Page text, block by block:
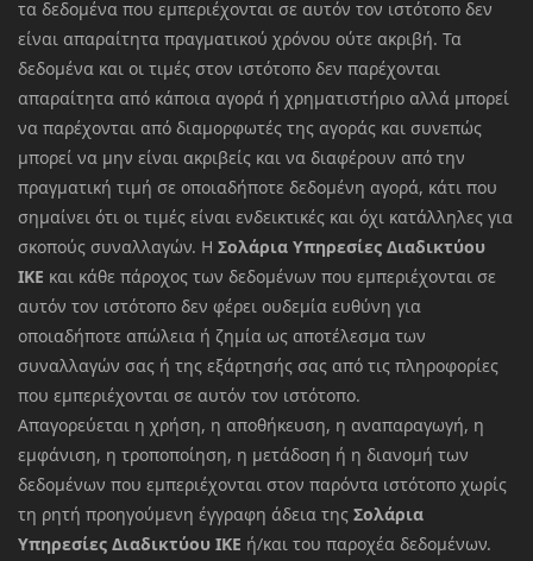
τα δεδομένα που εμπεριέχονται σε αυτόν τον ιστότοπο δεν
είναι απαραίτητα πραγματικού χρόνου ούτε ακριβή. Τα
δεδομένα και οι τιμές στον ιστότοπο δεν παρέχονται
απαραίτητα από κάποια αγορά ή χρηματιστήριο αλλά μπορεί
να παρέχονται από διαμορφωτές της αγοράς και συνεπώς
μπορεί να μην είναι ακριβείς και να διαφέρουν από την
πραγματική τιμή σε οποιαδήποτε δεδομένη αγορά, κάτι που
σημαίνει ότι οι τιμές είναι ενδεικτικές και όχι κατάλληλες για
σκοπούς συναλλαγών. Η Σολάρια Υπηρεσίες Διαδικτύου
ΙΚΕ και κάθε πάροχος των δεδομένων που εμπεριέχονται σε
αυτόν τον ιστότοπο δεν φέρει ουδεμία ευθύνη για
οποιαδήποτε απώλεια ή ζημία ως αποτέλεσμα των
συναλλαγών σας ή της εξάρτησής σας από τις πληροφορίες
που εμπεριέχονται σε αυτόν τον ιστότοπο.
Απαγορεύεται η χρήση, η αποθήκευση, η αναπαραγωγή, η
εμφάνιση, η τροποποίηση, η μετάδοση ή η διανομή των
δεδομένων που εμπεριέχονται στον παρόντα ιστότοπο χωρίς
τη ρητή προηγούμενη έγγραφη άδεια της Σολάρια
Υπηρεσίες Διαδικτύου ΙΚΕ ή/και του παροχέα δεδομένων.